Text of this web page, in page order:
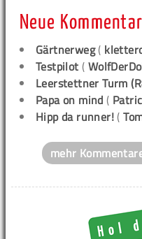
Neue
Gärtnerweg(
Testpilot (
Leerstettner Turm
Papa on mind (
Hipp da runner! (
mehr